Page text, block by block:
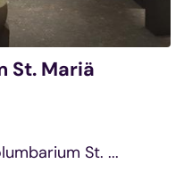
St. Mariä
St. ...